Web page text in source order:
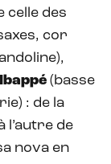
celle des
cor
(basse
: de la
l’autre de
nova en